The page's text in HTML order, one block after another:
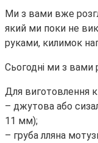
Ми з вами вже
який ми поки не
руками, килимок
Сьогодні ми з вами
Для виготовлення
– джутова або
11 мм);
– груба лляна